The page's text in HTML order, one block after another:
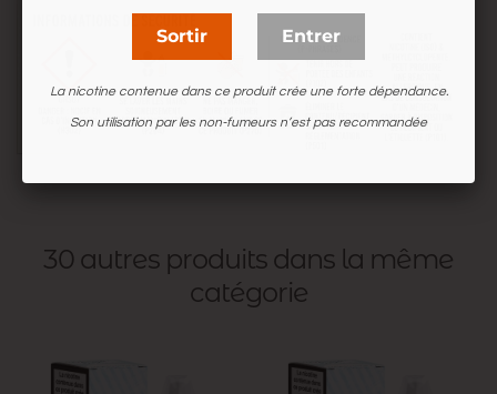
30 autres produits dans la même
catégorie
Sortir Entrer
La nicotine contenue dans ce produit crée une forte dépendance.
Son utilisation par les non-fumeurs n’est pas recommandée